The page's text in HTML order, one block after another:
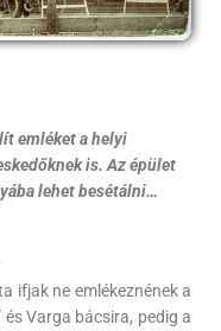
emléket a helyi
is. Az épület
lehet besétálni…
ifjak ne emlékeznének a
Varga bácsira, pedig a